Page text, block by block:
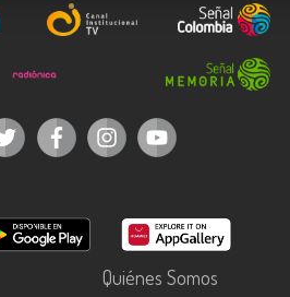
Quiénes Somos